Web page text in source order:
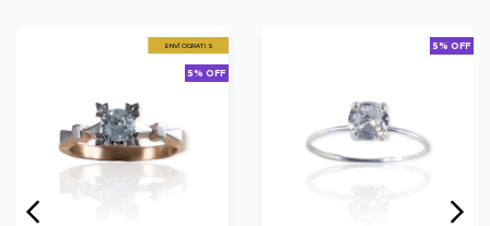
ENVÍO GRATIS
5% OFF
5% OFF